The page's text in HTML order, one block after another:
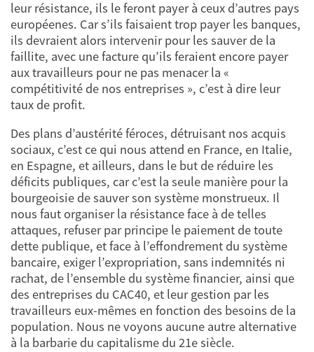
leur résistance, ils le feront payer à ceux d’autres pays
européenes. Car s’ils faisaient trop payer les banques,
ils devraient alors intervenir pour les sauver de la
faillite, avec une facture qu’ils feraient encore payer
aux travailleurs pour ne pas menacer la «
compétitivité de nos entreprises », c’est à dire leur
taux de profit.
Des plans d’austérité féroces, détruisant nos acquis
sociaux, c’est ce qui nous attend en France, en Italie,
en Espagne, et ailleurs, dans le but de réduire les
déficits publiques, car c’est la seule manière pour la
bourgeoisie de sauver son système monstrueux. Il
nous faut organiser la résistance face à de telles
attaques, refuser par principe le paiement de toute
dette publique, et face à l’effondrement du système
bancaire, exiger l’expropriation, sans indemnités ni
rachat, de l’ensemble du système financier, ainsi que
des entreprises du CAC40, et leur gestion par les
travailleurs eux-mêmes en fonction des besoins de la
population. Nous ne voyons aucune autre alternative
à la barbarie du capitalisme du 21e siècle.